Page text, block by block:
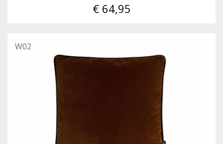
€ 64,95
W02